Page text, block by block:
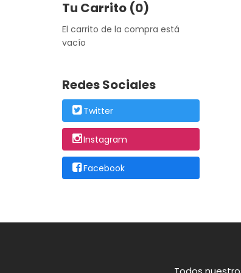
Tu Carrito (0)
El carrito de la compra está
vacío
Redes Sociales
Twitter
Instagram
Facebook